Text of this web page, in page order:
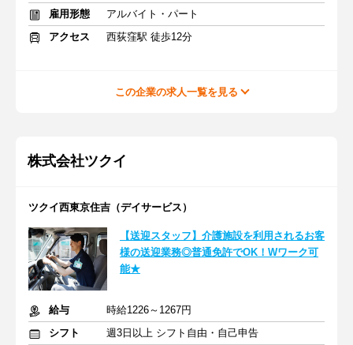
雇用形態
アルバイト・パート
アクセス
西荻窪駅 徒歩12分
この企業の求人一覧を見る
株式会社ツクイ
ツクイ西東京住吉（デイサービス）
【送迎スタッフ】介護施設を利用されるお客
様の送迎業務◎普通免許でOK！Wワーク可
能★
給与
時給1226～1267円
シフト
週3日以上 シフト自由・自己申告